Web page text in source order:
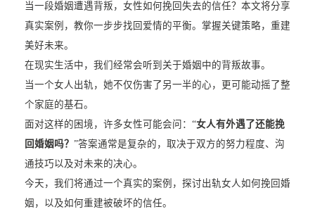
当一段婚姻遭遇背叛，女性如何挽回失去的信任？本文将分享
真实案例，教你一步步找回爱情的平衡。掌握关键策略，重建
美好未来。
在现实生活中，我们经常会听到关于婚姻中的背叛故事。
当一个女人出轨，她不仅伤害了另一半的心，更可能动摇了整
个家庭的基石。
面对这样的困境，许多女性可能会问：“女人有外遇了还能挽
回婚姻吗？ ”答案通常是复杂的，取决于双方的努力程度、沟
通技巧以及对未来的决心。
今天，我们将通过一个真实的案例，探讨出轨女人如何挽回婚
姻，以及如何重建被破坏的信任。